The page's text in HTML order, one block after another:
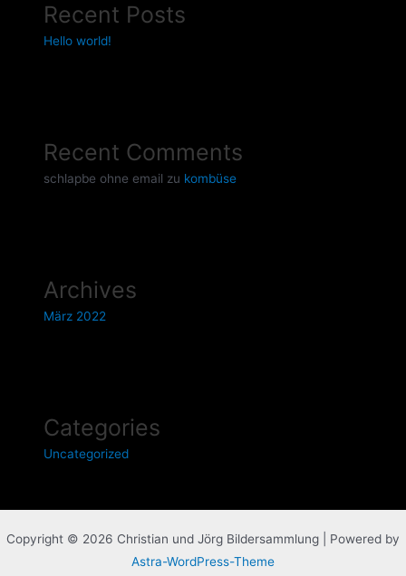
Recent Posts
Hello world!
Recent Comments
schlapbe ohne email zu kombüse
Archives
März 2022
Categories
Uncategorized
Copyright © 2026 Christian und Jörg Bildersammlung | Powered by
Astra-WordPress-Theme